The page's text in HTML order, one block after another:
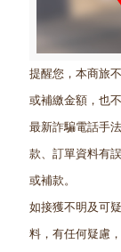
提醒您，本商旅
或補繳金額，也
最新詐騙電話手
款、訂單資料有
或補款。
如接獲不明及可
料，有任何疑慮